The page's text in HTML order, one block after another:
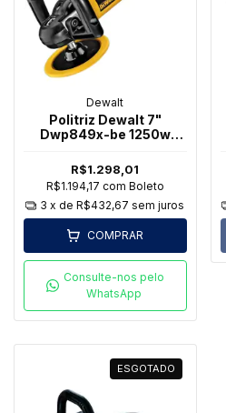
Dewalt
Politriz Dewalt 7"
Dwp849x-be 1250w
R$1.298,01
R$1.194,17 com Boleto
3 x deR$432,67 sem juros
COMPRAR
Consulte-nos pelo
WhatsApp
ESGOTADO